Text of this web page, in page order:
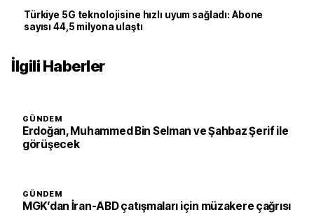
Türkiye 5G teknolojisine hızlı uyum sağladı: Abone
sayısı 44,5 milyona ulaştı
İlgili Haberler
GÜNDEM
Erdoğan, Muhammed Bin Selman ve Şahbaz Şerif ile
görüşecek
GÜNDEM
MGK’dan İran-ABD çatışmaları için müzakere çağrısı